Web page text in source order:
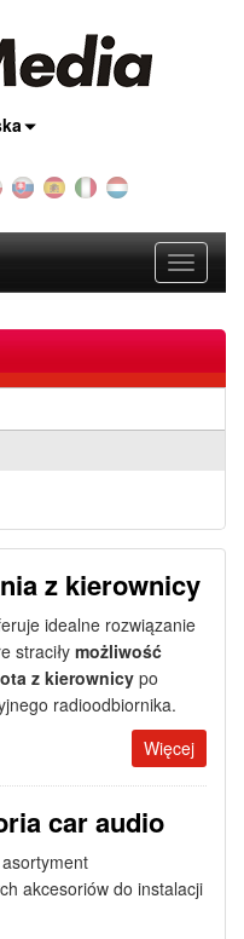
Toggle
z kierownicy
idealne rozwiązanie
straciły możliwość
z kierownicy po
radioodbiornika.
Więcej
car audio
akcesoriów do instalacji